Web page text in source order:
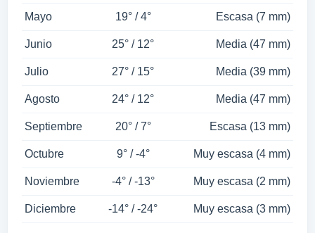
Mayo 19° / 4° Escasa (7 mm)
Junio 25° / 12° Media (47 mm)
Julio 27° / 15° Media (39 mm)
Agosto 24° / 12° Media (47 mm)
Septiembre 20° / 7° Escasa (13 mm)
Octubre 9° / -4° Muy escasa (4 mm)
Noviembre -4° / -13° Muy escasa (2 mm)
Diciembre -14° / -24° Muy escasa (3 mm)